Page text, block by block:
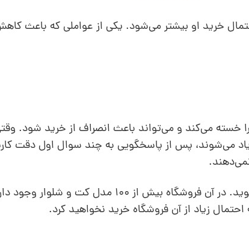
خرید او بیشتر می‌شود. یکی از عواملی که باعث
خسته می‌کند و می‌تواند باعث انصراف از خرید شود. وقتی
می‌شوند، پس از پاسخگویی به چند سوال اول دقت
فرض کنید وارد یک کت و شلوار فروشی می‌شوید. در آن فروشگاه